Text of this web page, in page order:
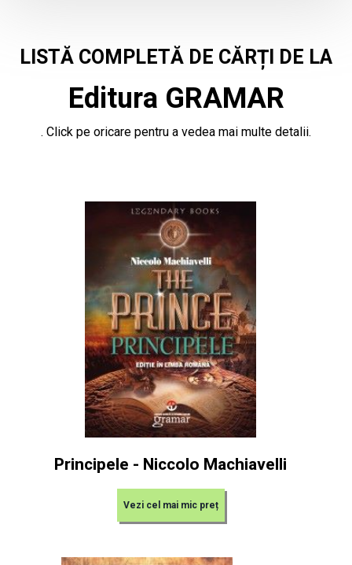
LISTĂ COMPLETĂ DE CĂRȚI DE LA
Editura GRAMAR
. Click pe oricare pentru a vedea mai multe detalii.
Principele - Niccolo Machiavelli
Vezi cel mai mic preț